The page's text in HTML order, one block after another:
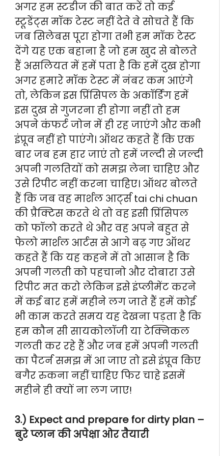
अगर हम स्टडीज की बात करें तो कई
स्टूडेंट्स मॉक टेस्ट नहीं देते वे सोचते हैं कि
जब सिलेबस पूरा होगा तभी हम मॉक टेस्ट
देंगे यह एक बहाना है जो हम खुद से बोलते
हैं असलियत में हमें पता है कि हमें दुख होगा
अगर हमारे मॉक टेस्ट में नंबर कम आएंगे
तो, लेकिन इस प्रिंसिपल के अकॉर्डिंग हमें
इस दुख से गुजरना ही होगा नहीं तो हम
अपने कंफर्ट जोन में ही रह जाएंगे और कभी
इंप्रूव नहीं हो पाएंगे। ऑथर कहते हैं कि एक
बार जब हम हार जाएं तो हमें जल्दी से जल्दी
अपनी गलतियों को समझ लेना चाहिए और
उसे रिपीट नहीं करना चाहिए। ऑथर बोलते
हैं कि जब वह मार्शल आर्ट्स tai chi chuan
की प्रैक्टिस करते थे तो वह इसी प्रिंसिपल
को फॉलो करते थे और वह अपने बहुत से
फेलो मार्शल आर्टस से आगे बढ़ गए ऑथर
कहते हैं कि यह कहने में तो आसान है कि
अपनी गलती को पहचानो और दोबारा उसे
रिपीट मत करो लेकिन इसे इंप्लीमेंट करने
में कई बार हमें महीने लग जाते हैं हमें कोई
भी काम करते समय यह देखना पड़ता है कि
हम कौन सी सायकोलॉजी या टेक्निकल
गलती कर रहे हैं और जब हमें अपनी गलती
का पैटर्न समझ में आ जाए तो इसे इंप्रूव किए
बगैर रुकना नहीं चाहिए फिर चाहे इसमें
महीने ही क्यों ना लग जाए!
3.) Expect and prepare for dirty plan –
बुरे प्लान की अपेक्षा ओर तैयारी